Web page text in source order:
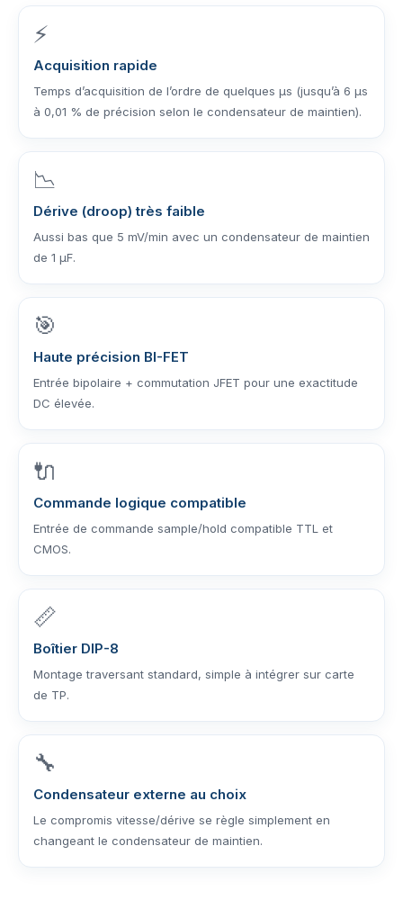
⚡
Acquisition rapide
Temps d’acquisition de l’ordre de quelques µs (jusqu’à 6 µs
à 0,01 % de précision selon le condensateur de maintien).
📉
Dérive (droop) très faible
Aussi bas que 5 mV/min avec un condensateur de maintien
de 1 µF.
🎯
Haute précision BI-FET
Entrée bipolaire + commutation JFET pour une exactitude
DC élevée.
🔌
Commande logique compatible
Entrée de commande sample/hold compatible TTL et
CMOS.
📏
Boîtier DIP-8
Montage traversant standard, simple à intégrer sur carte
de TP.
🔧
Condensateur externe au choix
Le compromis vitesse/dérive se règle simplement en
changeant le condensateur de maintien.